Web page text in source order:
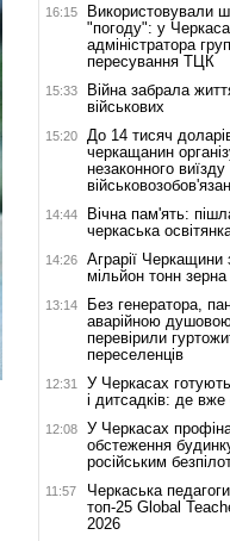
16:15
Використовували
"погоду": у
адміністратора
пересування ТЦК
15:33
Війна забрала
військових
15:20
До 14 тисяч
черкащанин
незаконного виїзду
14:44
Вічна пам'ять:
черкаська
14:26
Аграрії Черкащини
мільйон тонн зерна
13:14
Без генератора,
аварійною
перевірили
переселенців
12:31
У Черкасах
і дитсадків: де
12:08
У Черкасах
обстеження
російським
11:57
Черкаська
топ-25 Global
2026